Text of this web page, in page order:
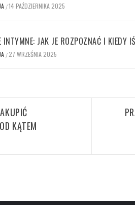
/14 PAŹDZIERNIKA 2025
INTYMNE: JAK JE ROZPOZNAĆ I KIEDY
/ 27 WRZEŚNIA 2025
KĄTEM